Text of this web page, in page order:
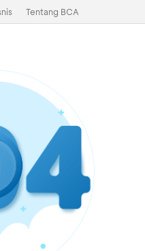
Tentang BCA